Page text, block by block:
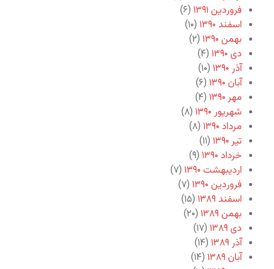
فروردین ۱۳۹۱
(۶)
اسفند ۱۳۹۰
(۱۰)
بهمن ۱۳۹۰
(۲)
دی ۱۳۹۰
(۴)
آذر ۱۳۹۰
(۱۰)
آبان ۱۳۹۰
(۶)
مهر ۱۳۹۰
(۴)
شهریور ۱۳۹۰
(۸)
مرداد ۱۳۹۰
(۸)
تیر ۱۳۹۰
(۱۱)
خرداد ۱۳۹۰
(۹)
اردیبهشت ۱۳۹۰
(۷)
فروردین ۱۳۹۰
(۷)
اسفند ۱۳۸۹
(۱۵)
بهمن ۱۳۸۹
(۲۰)
دی ۱۳۸۹
(۱۷)
آذر ۱۳۸۹
(۱۴)
آبان ۱۳۸۹
(۱۴)